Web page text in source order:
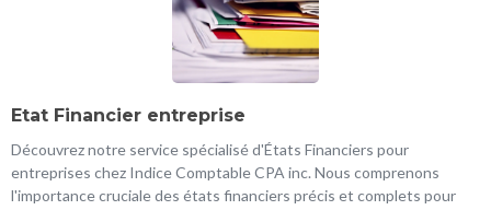
Etat Financier entreprise
Découvrez notre service spécialisé d'États Financiers pour
entreprises chez Indice Comptable CPA inc. Nous comprenons
l'importance cruciale des états financiers précis et complets pour